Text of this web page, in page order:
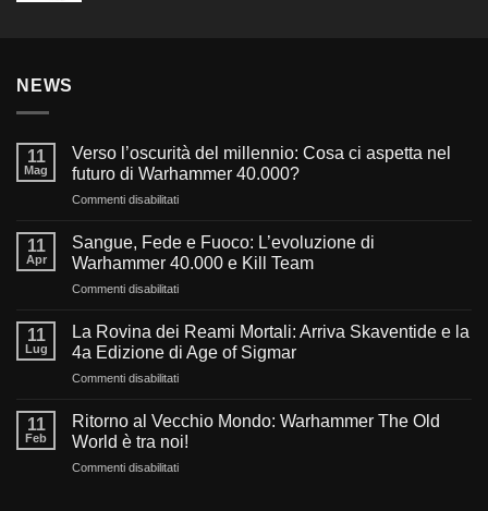
NEWS
11
Mag
Verso l’oscurità del millennio: Cosa ci aspetta nel
futuro di Warhammer 40.000?
Commenti disabilitatisu
l’oscurità
del
millennio:
Cosa
aspetta
nel
futuro
di
40.000?
11
Apr
Sangue, Fede e Fuoco: L’evoluzione di
Warhammer 40.000 e Kill Team
Commenti disabilitatisu
Fede
e
Fuoco:
L’evoluzione
Warhammer
40.000
Kill
11
Lug
La Rovina dei Reami Mortali: Arriva Skaventide e la
4a Edizione di Age of Sigmar
Commenti disabilitatisu
Rovina
dei
Reami
Mortali:
11
Feb
Ritorno al Vecchio Mondo: Warhammer The Old
World è tra noi!
Commenti disabilitatisu